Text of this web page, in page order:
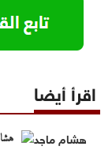
اقرأ أيضا